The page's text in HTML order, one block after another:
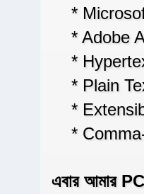
*
* Adobe
*
* Plain
*
*
এবার আমার